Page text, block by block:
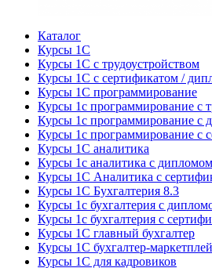
Каталог
Курсы 1С
Курсы 1С с трудоустройством
Курсы 1С с сертификатом /
Курсы 1С программирование
Курсы 1с программирование с
Курсы 1с программирование с
Курсы 1с программирование с
Курсы 1С аналитика
Курсы 1с аналитика с дипломом
Курсы 1С Аналитика с
Курсы 1С Бухгалтерия 8.3
Курсы 1с бухгалтерия с
Курсы 1с бухгалтерия с
Курсы 1С главный бухгалтер
Курсы 1С бухгалтер-
Курсы 1С для кадровиков